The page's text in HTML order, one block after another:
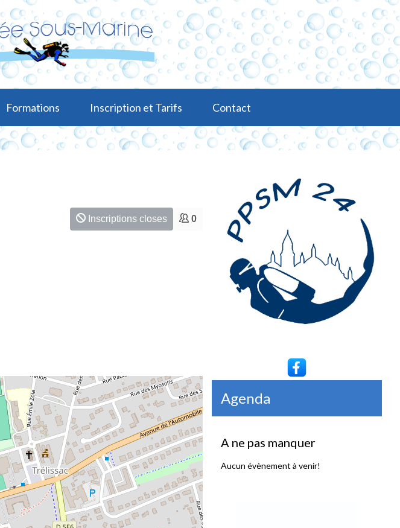
Formations Inscription et Tarifs Contact
Inscriptions closes 0
Agenda
A ne pas manquer
Aucun évènement à venir!